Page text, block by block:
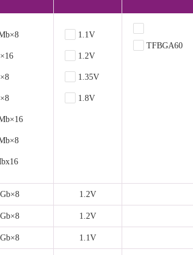
1.1V
1.2V
1.35V
1.8V
TFBGA60
1.2V
1.2V
1.1V